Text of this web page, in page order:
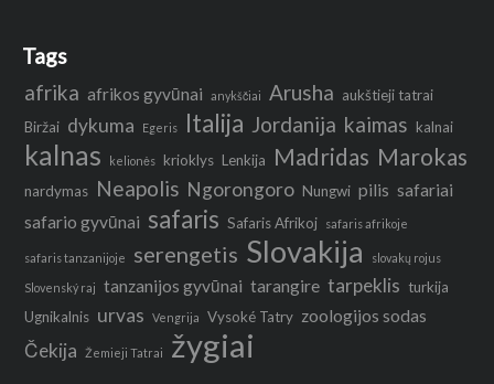
Tags
afrika afrikos gyvūnai anykščiai Arusha aukštieji tatrai
Biržai dykuma Egeris Italija Jordanija kaimas kalnai
kalnas kelionės krioklys Lenkija Madridas Marokas
nardymas Neapolis Ngorongoro Nungwi pilis safariai
safario gyvūnai safaris Safaris Afrikoj safaris afrikoje
safaris tanzanijoje serengetis Slovakija slovakų rojus
Slovenský raj tanzanijos gyvūnai tarangire tarpeklis turkija
Ugnikalnis urvas Vengrija Vysoké Tatry zoologijos sodas
Čekija Žemieji Tatrai žygiai